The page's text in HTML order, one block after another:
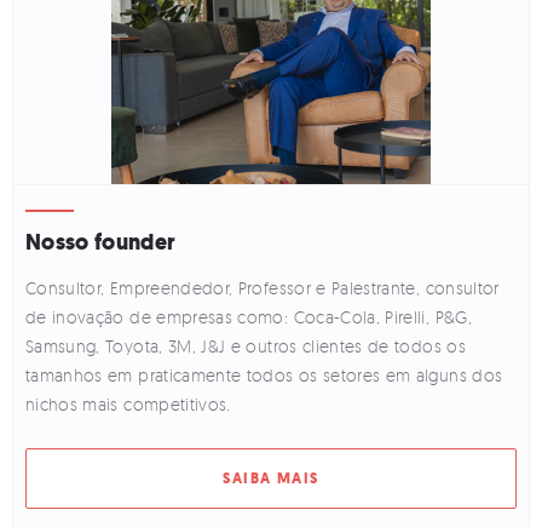
Nosso founder
Consultor, Empreendedor, Professor e Palestrante, consultor
de inovação de empresas como: Coca-Cola, Pirelli, P&G,
Samsung, Toyota, 3M, J&J e outros clientes de todos os
tamanhos em praticamente todos os setores em alguns dos
nichos mais competitivos.
SAIBA MAIS